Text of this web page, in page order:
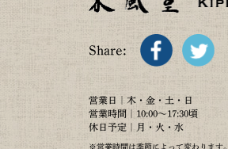
Share:
営業日｜木・金・土・日
営業時間｜10:00～17:30頃
休日予定｜月・火・水
※営業時間は季節によって変わります。